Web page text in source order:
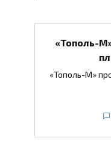
«Тополь-
«Тополь-М»